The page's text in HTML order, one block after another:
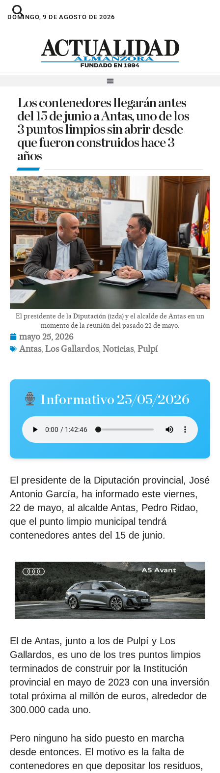
DOMINGO, 9 DE AGOSTO DE 2026
Los contenedores llegarán antes
del 15 de junio a Antas, uno de los
3 puntos limpios sin abrir desde
que fueron construidos hace 3
años
El presidente de la Diputación (izda) y el alcalde de Antas en un
momento de la reunión del pasado 22 de mayo.
mayo 25, 2026
Antas, Los Gallardos, Noticias, Pulpí
Informativo 25/05/2026
El presidente de la Diputación provincial, José
Antonio García, ha informado este viernes,
22 de mayo, al alcalde Antas, Pedro Ridao,
que el punto limpio municipal tendrá
contenedores antes del 15 de junio.
El de Antas, junto a los de Pulpí y Los
Gallardos, es uno de los tres puntos limpios
terminados de construir por la Institución
provincial en mayo de 2023 con una inversión
total próxima al millón de euros, alrededor de
300.000 cada uno.
Pero ninguno ha sido puesto en marcha
desde entonces. El motivo es la falta de
contenedores en que depositar los residuos,